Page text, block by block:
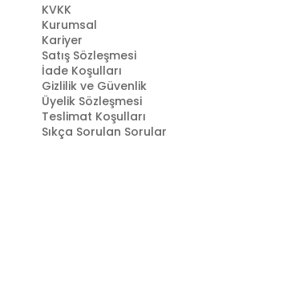
KVKK
Kurumsal
Kariyer
Satış Sözleşmesi
İade Koşulları
Gizlilik ve Güvenlik
Üyelik Sözleşmesi
Teslimat Koşulları
Sıkça Sorulan Sorular